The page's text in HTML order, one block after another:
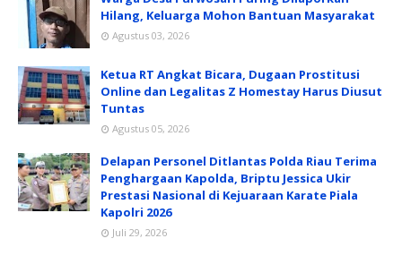
Hilang, Keluarga Mohon Bantuan Masyarakat
Agustus 03, 2026
Ketua RT Angkat Bicara, Dugaan Prostitusi
Online dan Legalitas Z Homestay Harus Diusut
Tuntas
Agustus 05, 2026
Delapan Personel Ditlantas Polda Riau Terima
Penghargaan Kapolda, Briptu Jessica Ukir
Prestasi Nasional di Kejuaraan Karate Piala
Kapolri 2026
Juli 29, 2026